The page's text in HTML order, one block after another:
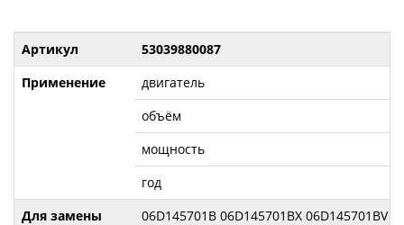
Артикул
53039880087
Применение
двигатель
объём
мощность
год
Для замены
06D145701B 06D145701BX 06D145701BV